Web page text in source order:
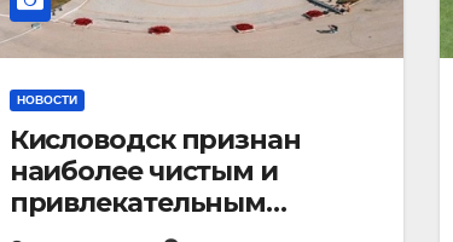
НОВОСТИ
Кисловодск признан
наиболее чистым и
привлекательным
курортным городом в